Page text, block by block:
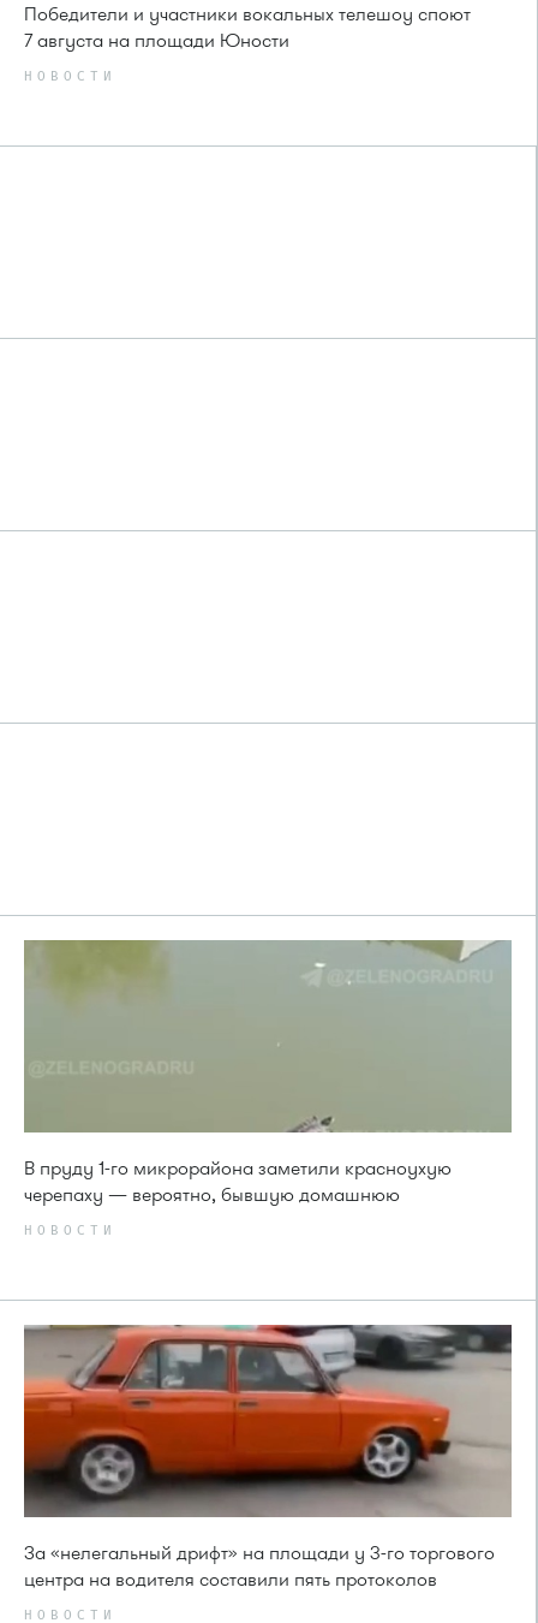
Победители и участники вокальных телешоу споют
7 августа на площади Юности
НОВОСТИ
В пруду 1-го микрорайона заметили красноухую
черепаху — вероятно, бывшую домашнюю
НОВОСТИ
За «нелегальный дрифт» на площади у 3-го торгового
центра на водителя составили пять протоколов
НОВОСТИ